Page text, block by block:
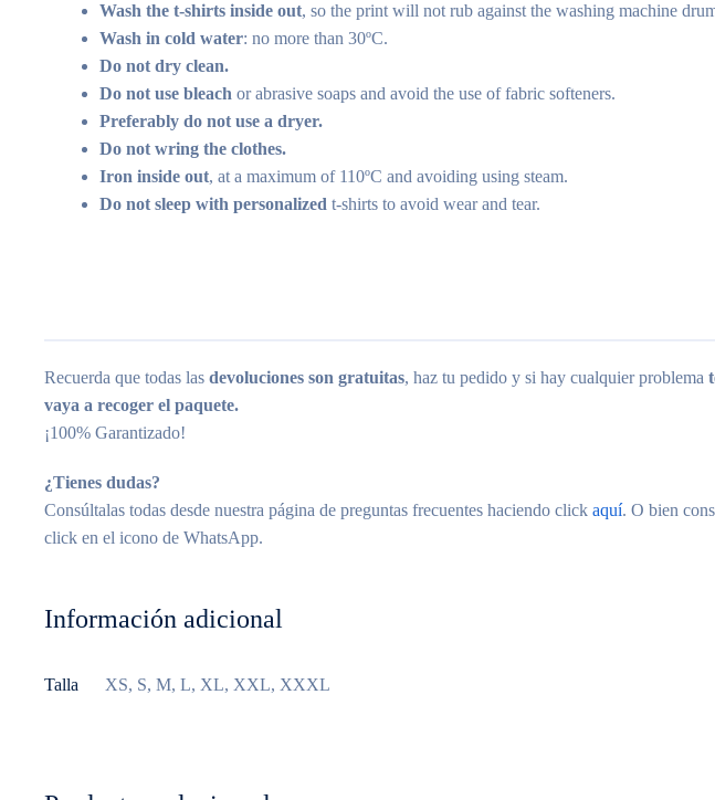
Wash the t-shirts inside out, so the print will not rub against the washing machine
Wash in cold water: no more than 30ºC.
Do not dry clean.
Do not use bleach or abrasive soaps and avoid the use of fabric softeners.
Preferably do not use a dryer.
Do not wring the clothes.
Iron inside out, at a maximum of 110ºC and avoiding using steam.
Do not sleep with personalized t-shirts to avoid wear and tear.
Recuerda que todas las devoluciones son gratuitas, haz tu pedido y si hay cualquier problema
vaya a recoger el paquete.
¡100% Garantizado!
¿Tienes dudas?
Consúltalas todas desde nuestra página de preguntas frecuentes haciendo click aquí. O bien
click en el icono de WhatsApp.
Información adicional
Talla XS, S, M, L, XL, XXL, XXXL